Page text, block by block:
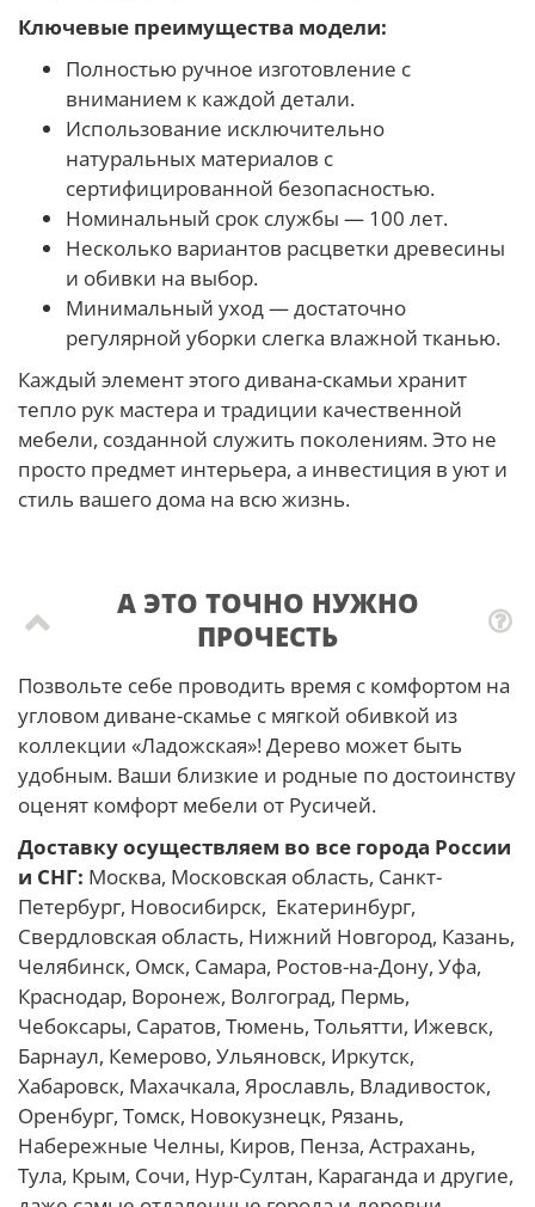
Ключевые преимущества модели:
Полностью ручное изготовление с
вниманием к каждой детали.
Использование исключительно
натуральных материалов с
сертифицированной безопасностью.
Номинальный срок службы — 100 лет.
Несколько вариантов расцветки древесины
и обивки на выбор.
Минимальный уход — достаточно
регулярной уборки слегка влажной тканью.
Каждый элемент этого дивана-скамьи хранит
тепло рук мастера и традиции качественной
мебели, созданной служить поколениям. Это не
просто предмет интерьера, а инвестиция в уют и
стиль вашего дома на всю жизнь.
А ЭТО ТОЧНО НУЖНО
ПРОЧЕСТЬ
Позвольте себе проводить время с комфортом на
угловом диване-скамье с мягкой обивкой из
коллекции «Ладожская»! Дерево может быть
удобным. Ваши близкие и родные по достоинству
оценят комфорт мебели от Русичей.
Доставку осуществляем во все города России
и СНГ: Москва, Московская область, Санкт-
Петербург, Новосибирск, Екатеринбург,
Свердловская область, Нижний Новгород, Казань,
Челябинск, Омск, Самара, Ростов-на-Дону, Уфа,
Краснодар, Воронеж, Волгоград, Пермь,
Чебоксары, Саратов, Тюмень, Тольятти, Ижевск,
Барнаул, Кемерово, Ульяновск, Иркутск,
Хабаровск, Махачкала, Ярославль, Владивосток,
Оренбург, Томск, Новокузнецк, Рязань,
Набережные Челны, Киров, Пенза, Астрахань,
Тула, Крым, Сочи, Нур-Султан, Караганда и другие,